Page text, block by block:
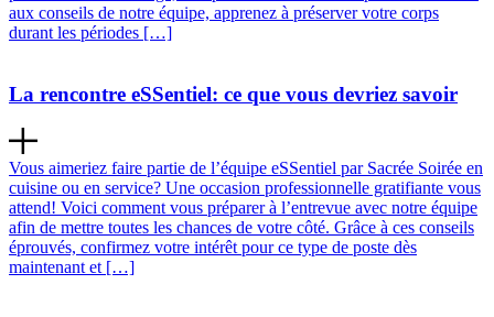
aux conseils de notre équipe, apprenez à préserver votre corps
durant les périodes […]
La rencontre eSSentiel: ce que vous devriez savoir
Vous aimeriez faire partie de l’équipe eSSentiel par Sacrée Soirée en
cuisine ou en service? Une occasion professionnelle gratifiante vous
attend! Voici comment vous préparer à l’entrevue avec notre équipe
afin de mettre toutes les chances de votre côté. Grâce à ces conseils
éprouvés, confirmez votre intérêt pour ce type de poste dès
maintenant et […]